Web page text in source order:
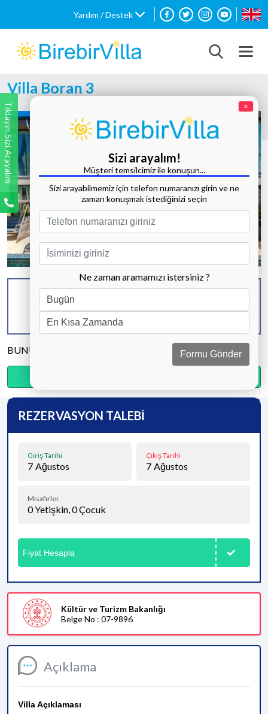
Yardım / Destek
Villa Boran 3
Tüm Fotoğrafları Göster
KAPASİTE
4 KİŞİ
BANYO & WC
2 ADET
YATAK ODASI
BUNU PAYLAŞ
Açıklama
Villa Açıklaması
REZERVASYON TALEBİ
Giriş Tarihi
7 Ağustos
Çıkış Tarihi
7 Ağustos
Misafirler
0Yetişkin,0Çocuk
Fiyat Hesapla
Kültür ve Turizm Bakanlığı
Belge No : 07-9896
Tıklayın Sizi Arayalım ×
Sizi arayalım!
Müşteri temsilcimiz ile konuşun...
Sizi arayabilmemiz için telefon numaranızı girin ve ne
zaman konuşmak istediğinizi seçin
Ne zaman aramamızı istersiniz ?
Formu Gönder